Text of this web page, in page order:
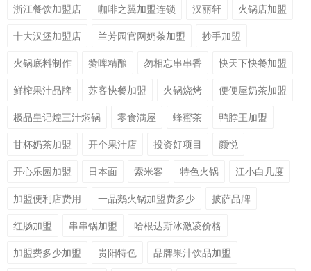
浙江餐饮加盟店
咖啡之翼加盟连锁 汉丽轩
火锅店加盟
十大汉堡加盟店
兰芳园官网奶茶加盟
抄手加盟
火锅底料制作
赞啤精酿 勿相忘串串香
快天下快餐加盟
鲜榨果汁品牌
苏客快餐加盟 火锅烧烤
便便屋奶茶加盟
极品皇记煌三汁焖锅
零食满屋 蜂蜜茶
鸭脖王加盟
甘杯奶茶加盟
开个果汁店 投资好项目
颜悦
开心乐园加盟
日本面 索米客 特色火锅
江小白几度
加盟便利店费用
一品鹅火锅加盟费多少
披萨品牌
红肠加盟
串串锅加盟
哈根达斯冰激凌价格
加盟费多少加盟
贵阳特色
品牌果汁饮品加盟